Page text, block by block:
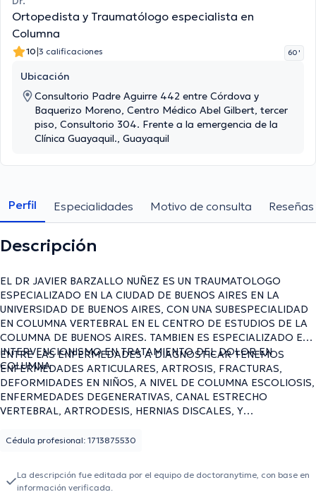
Ortopedista y Traumatólogo especialista en
Columna
10|3 calificaciones 60 '
Ubicación
Consultorio Padre Aguirre 442 entre Córdova y
Baquerizo Moreno, Centro Médico Abel Gilbert, tercer
piso, Consultorio 304. Frente a la emergencia de la
Clínica Guayaquil., Guayaquil
Perfil Especialidades Motivo de consulta Reseñas
Descripción
EL DR JAVIER BARZALLO NUÑEZ ES UN TRAUMATOLOGO
ESPECIALIZADO EN LA CIUDAD DE BUENOS AIRES EN LA
UNIVERSIDAD DE BUENOS AIRES, CON UNA SUBESPECIALIDAD
EN COLUMNA VERTEBRAL EN EL CENTRO DE ESTUDIOS DE LA
COLUMNA DE BUENOS AIRES. TAMBIEN ES ESPECIALIZADO EN
INTERVENCIONISMO EN TRATAMIENTO DEL DOLOR EN
COLUMNA
ENTRE LAS ENFERMEDADES A DIAGNOSTICAR TENEMOS
ENFERMEDADES ARTICULARES, ARTROSIS, FRACTURAS,
DEFORMIDADES EN NIÑOS, A NIVEL DE COLUMNA ESCOLIOSIS,
ENFERMEDADES DEGENERATIVAS, CANAL ESTRECHO
VERTEBRAL, ARTRODESIS, HERNIAS DISCALES, Y
TALES COMO BLOQUEOS, RIZOTOMIA, NUCLEOPLASTIA, (
Cédula profesional: 1713875530
La descripción fue editada por el equipo de doctoranytime, con base en
información verificada.